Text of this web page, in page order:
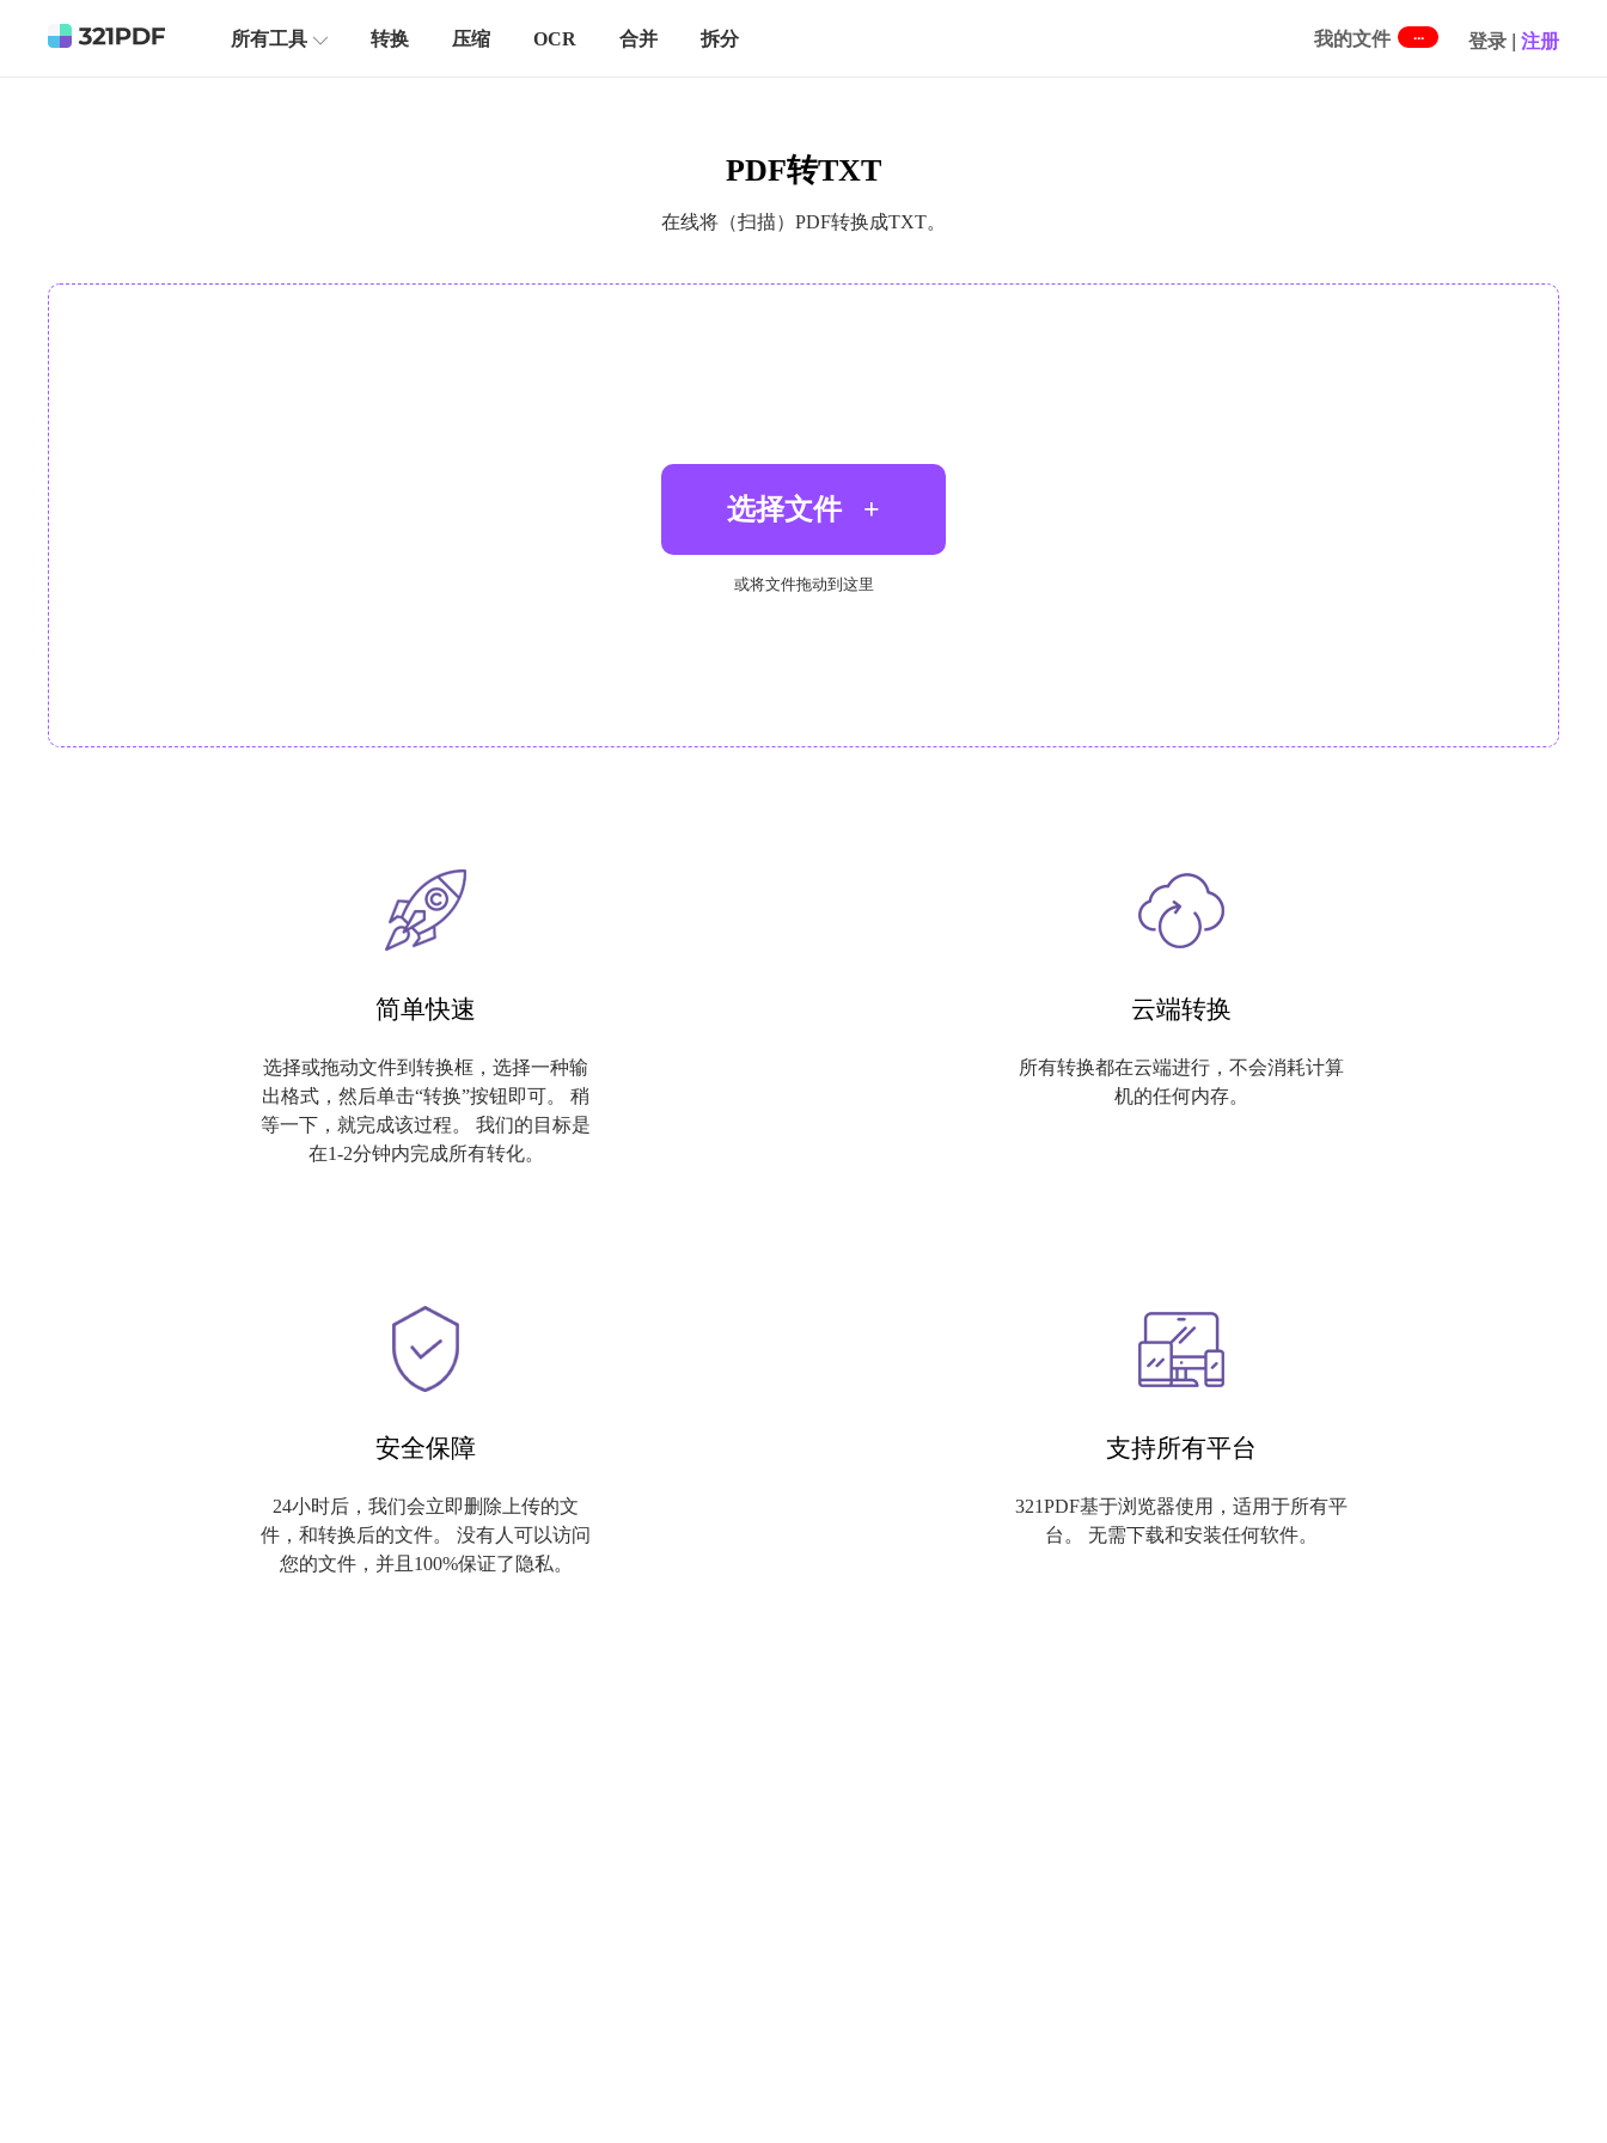
所有工具 转换 压缩 OCR 合并 拆分 我的文件 ... 登录 | 注册
PDF转TXT
在线将（扫描）PDF转换成TXT。
选择文件 +
或将文件拖动到这里
简单快速
选择或拖动文件到转换框，选择一种输
出格式，然后单击“转换”按钮即可。 稍
等一下，就完成该过程。 我们的目标是
在1-2分钟内完成所有转化。
云端转换
所有转换都在云端进行，不会消耗计算
机的任何内存。
安全保障
24小时后，我们会立即删除上传的文
件，和转换后的文件。 没有人可以访问
您的文件，并且100%保证了隐私。
支持所有平台
321PDF基于浏览器使用，适用于所有平
台。 无需下载和安装任何软件。